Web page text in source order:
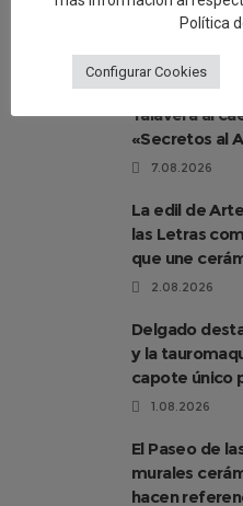
una exposición de platos,
Artesanía
Talavera al
«Secretos al
7.08.2026
La edil de
las Letras
que une
2.08.2026
Delgado
y la
capote único
1.08.2026
El Paseo de
murales
hacen
Política
Configurar Cookies